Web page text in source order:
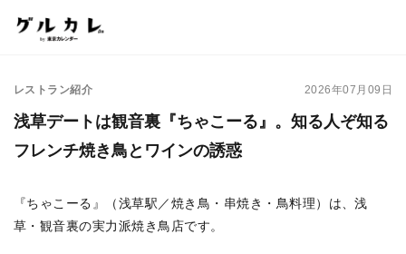
レストラン紹介 2026年07月09日
浅草デートは観音裏『ちゃこーる』。知る人ぞ知る
フレンチ焼き鳥とワインの誘惑
『ちゃこーる』（浅草駅／焼き鳥・串焼き・鳥料理）は、浅
草・観音裏の実力派焼き鳥店です。